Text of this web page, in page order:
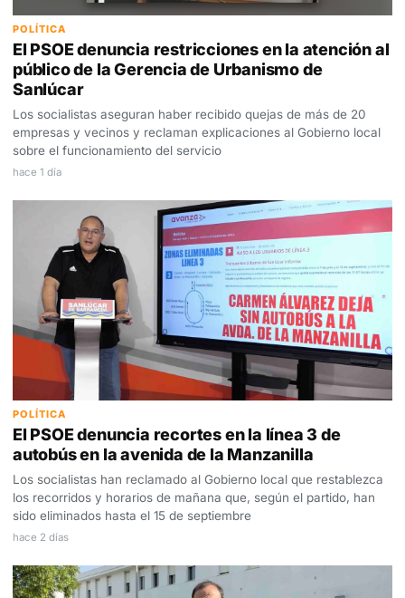
POLÍTICA
El PSOE denuncia restricciones en la atención al
público de la Gerencia de Urbanismo de
Sanlúcar
Los socialistas aseguran haber recibido quejas de más de 20
empresas y vecinos y reclaman explicaciones al Gobierno local
sobre el funcionamiento del servicio
hace 1 día
POLÍTICA
El PSOE denuncia recortes en la línea 3 de
autobús en la avenida de la Manzanilla
Los socialistas han reclamado al Gobierno local que restablezca
los recorridos y horarios de mañana que, según el partido, han
sido eliminados hasta el 15 de septiembre
hace 2 días